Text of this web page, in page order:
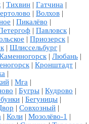
| Тихвин | Гатчина |
| Волхов |
| Пикалёво |
| Павловск|
| Приозерск|
| Шлиссельбург |
| Любань |
| Кронштадт |
|
| Мга |
| Бугры | Кудрово |
| Бегуницы |
| Совхозный |
| Коли | Мозолёво-1 |